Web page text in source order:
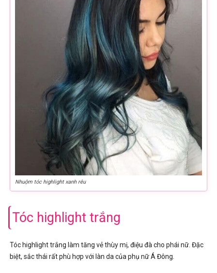
Nhuộm tóc highlight xanh rêu
Tóc highlight trắng
Tóc highlight trắng làm tăng vẻ thùy mị, điệu đà cho phái nữ. Đặc
biệt, sắc thái rất phù hợp với làn da của phụ nữ Á Đông.